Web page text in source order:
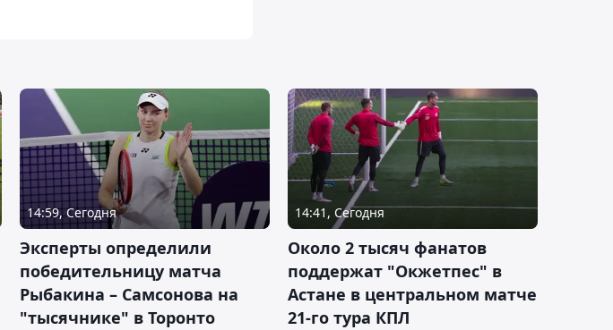
14:59, Сегодня
Эксперты определили
победительницу матча
Рыбакина – Самсонова на
"тысячнике" в Торонто
14:41, Сегодня
Около 2 тысяч фанатов
поддержат "Окжетпес" в
Астане в центральном матче
21-го тура КПЛ